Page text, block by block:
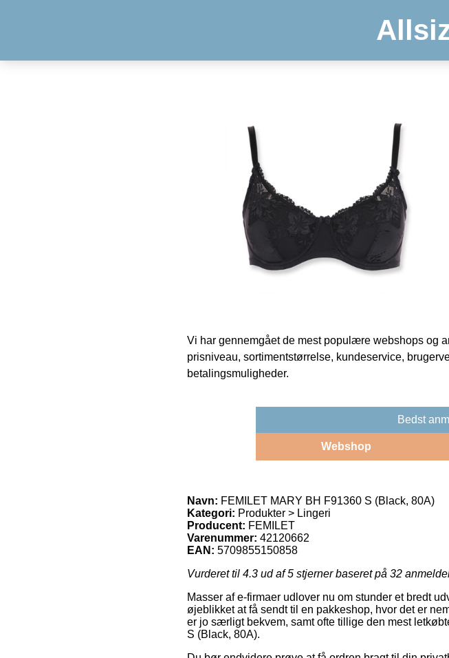
Vi har gennemgået de mest populære webshops og
prisniveau, sortimentstørrelse, kundeservice,
betalingsmuligheder.
Bedst
Webshop
Navn: FEMILET MARY BH F91360 S (Black, 80A)
Kategori: Produkter > Lingeri
Producent: FEMILET
Varenummer: 42120662
EAN: 5709855150858
Vurderet til 4.3 ud af 5 stjerner baseret på 32
Masser af e-firmaer udlover nu om stunder et bredt
øjeblikket at få sendt til en pakkeshop, hvor det er
er jo særligt bekvem, samt ofte tillige den mest
S (Black, 80A).